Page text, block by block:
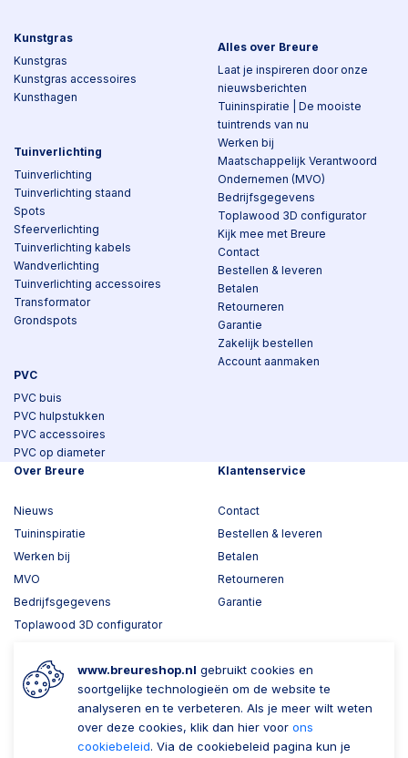
Kunstgras
Kunstgras
Kunstgras accessoires
Kunsthagen
Tuinverlichting
Tuinverlichting
Tuinverlichting staand
Spots
Sfeerverlichting
Tuinverlichting kabels
Wandverlichting
Tuinverlichting accessoires
Transformator
Grondspots
PVC
PVC buis
PVC hulpstukken
PVC accessoires
PVC op diameter
Alles over Breure
Laat je inspireren door onze
nieuwsberichten
Tuininspiratie | De mooiste
tuintrends van nu
Werken bij
Maatschappelijk Verantwoord
Ondernemen (MVO)
Bedrijfsgegevens
Toplawood 3D configurator
Kijk mee met Breure
Contact
Bestellen & leveren
Betalen
Retourneren
Garantie
Zakelijk bestellen
Account aanmaken
Over Breure
Nieuws
Tuininspiratie
Werken bij
MVO
Bedrijfsgegevens
Toplawood 3D configurator
Klantenservice
Contact
Bestellen & leveren
Betalen
Retourneren
Garantie
Wil je ons volgen? Zaken doen met Breure
Zakelijk bestellen
Account aanmaken
www.breureshop.nl gebruikt cookies en
soortgelijke technologieën om de website te
analyseren en te verbeteren. Als je meer wilt weten
over deze cookies, klik dan hier voor ons
cookiebeleid. Via de cookiebeleid pagina kun je